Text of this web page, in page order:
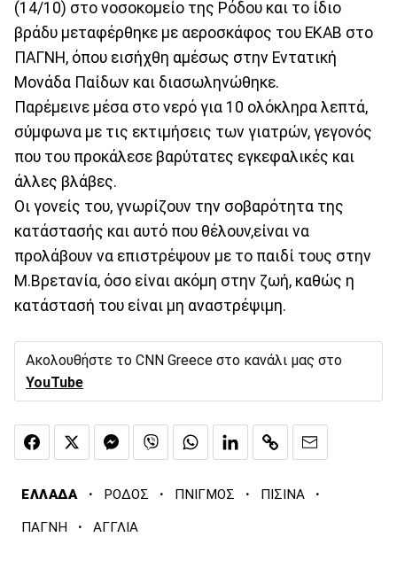
(14/10) στο νοσοκομείο της Ρόδου και το ίδιο
βράδυ μεταφέρθηκε με αεροσκάφος του ΕΚΑΒ στο
ΠΑΓΝΗ, όπου εισήχθη αμέσως στην Εντατική
Μονάδα Παίδων και διασωληνώθηκε.
Παρέμεινε μέσα στο νερό για 10 ολόκληρα λεπτά,
σύμφωνα με τις εκτιμήσεις των γιατρών, γεγονός
που του προκάλεσε βαρύτατες εγκεφαλικές και
άλλες βλάβες.
Οι γονείς του, γνωρίζουν την σοβαρότητα της
κατάστασής και αυτό που θέλουν,είναι να
προλάβουν να επιστρέψουν με το παιδί τους στην
Μ.Βρετανία, όσο είναι ακόμη στην ζωή, καθώς η
κατάστασή του είναι μη αναστρέψιμη.
Ακολουθήστε το CNN Greece στο κανάλι μας στο
YouTube
ΕΛΛΑΔΑ · ΡΟΔΟΣ · ΠΝΙΓΜΟΣ · ΠΙΣΙΝΑ ·
ΠΑΓΝΗ · ΑΓΓΛΙΑ